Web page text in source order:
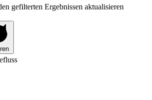
gefilterten Ergebnissen aktualisieren